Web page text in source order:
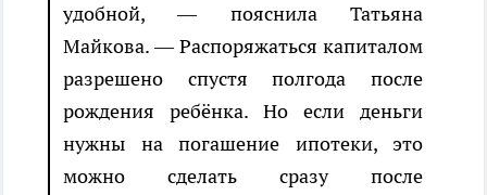
удобной, — пояснила Татьяна
Майкова. — Распоряжаться капиталом
разрешено спустя полгода после
рождения ребёнка. Но если деньги
нужны на погашение ипотеки, это
можно сделать сразу после